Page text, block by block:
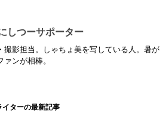
しつーサポーター
撮影担当。しゃちょ美を写している人。暑が
ンが相棒。
イターの最新記事